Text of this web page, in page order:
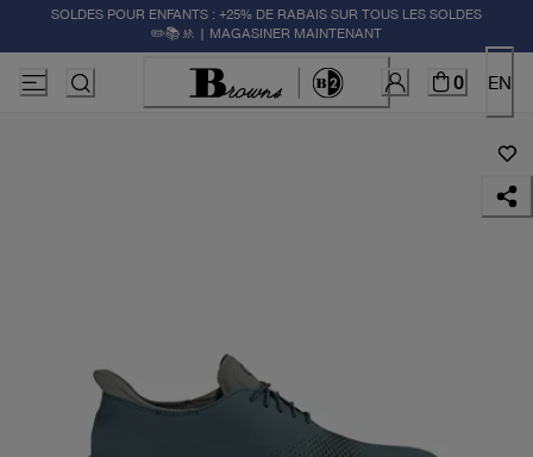
SOLDES POUR ENFANTS : +25% DE RABAIS SUR TOUS LES SOLDES
✏️📚🚸 | MAGASINER MAINTENANT
0 EN